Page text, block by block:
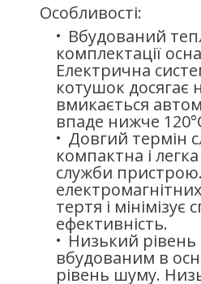
Особливості:
Вбудований
комплектації
Електрична
котушок досягає
вмикається
впаде нижче
Довгий термін
компактна і
служби
тертя і
ефективність.
Низький
вбудованим в
рівень шуму.